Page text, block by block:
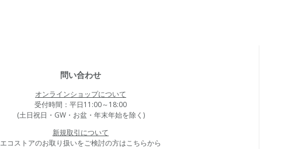
問い合わせ
オンラインショップについて
受付時間：平日11:00～18:00
(土日祝日・GW・お盆・年末年始を除く)
新規取引について
エコストアのお取り扱いをご検討の方はこちらから